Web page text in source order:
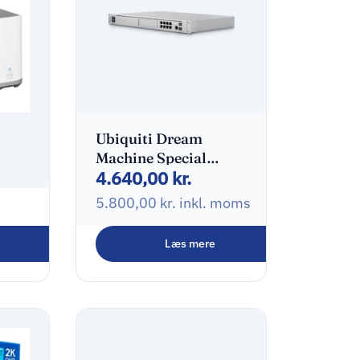
Ubiquiti Dream
Machine Special
Edition
4.640,00 kr.
5.800,00 kr. inkl. moms
Læs mere